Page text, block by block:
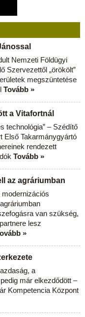
Nemzeti Földügyi
Szervezettől „örökölt”
megszüntetése
Tovább »
a Vitafortnál
technológia” – Szédítő
Első Takarmánygyártó
rendezett
Tovább »
az agráriumban
van szükség,
lesz
»
a
már elkezdődött –
Kompetencia Központ